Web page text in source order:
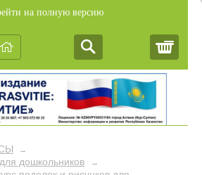
на полную версию
→
дошкольников →